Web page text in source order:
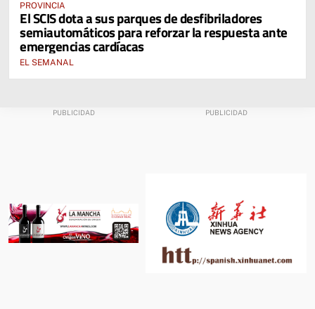
PROVINCIA
El SCIS dota a sus parques de desfibriladores
semiautomáticos para reforzar la respuesta ante
emergencias cardíacas
EL SEMANAL